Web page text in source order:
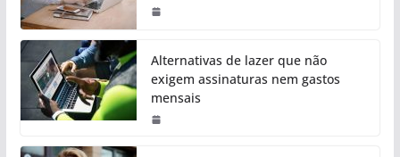
Alternativas de lazer que não
exigem assinaturas nem gastos
mensais